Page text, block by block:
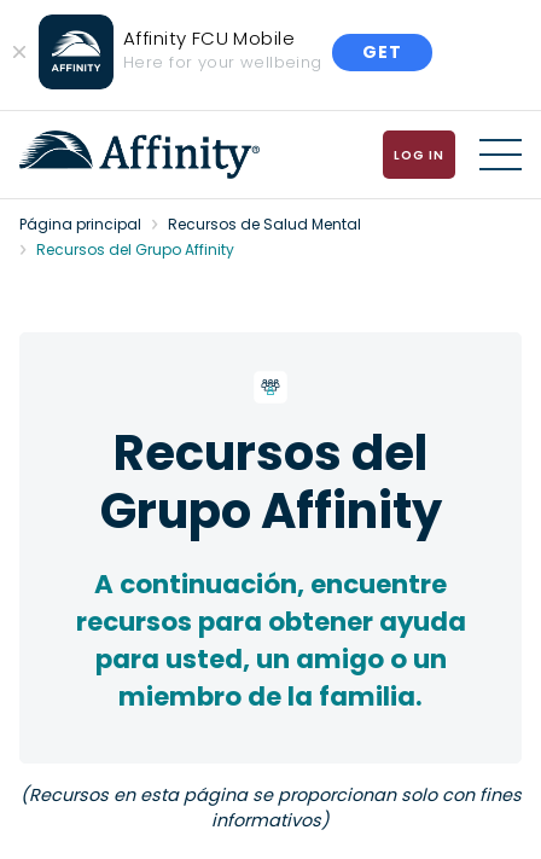
Close
Banner
Affinity FCU Mobile
Here for your wellbeing GET
MENU
LOG IN
Página principal
Recursos de Salud Mental
Recursos del Grupo Affinity
Recursos del
Grupo Affinity
A continuación, encuentre
recursos para obtener ayuda
para usted, un amigo o un
miembro de la familia.
(Recursos en esta página se proporcionan solo con fines
informativos)